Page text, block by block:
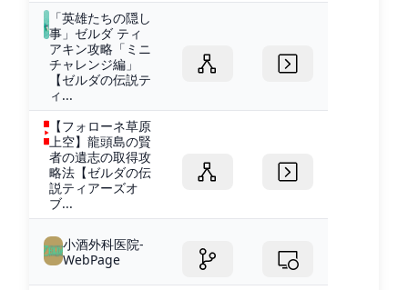
「英雄たちの隠し
事」ゼルダ ティ
アキン攻略「ミニ
チャレンジ編」
【ゼルダの伝説テ
ィ...
【フォローネ草原
上空】龍頭島の賢
者の遺志の取得攻
略法【ゼルダの伝
説ティアーズオ
ブ...
小酒外科医院-
WebPage